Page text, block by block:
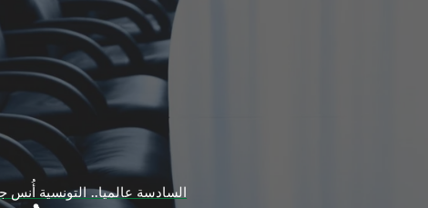
السادسة عالميا.. التونسية أُنس